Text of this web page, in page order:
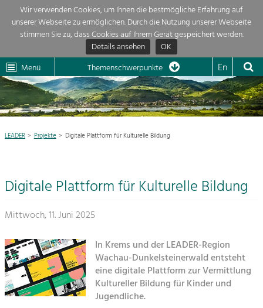
Wir verwenden Cookies, um Ihnen die bestmögliche Erfahrung auf
unserer Webseite zu ermöglichen. Durch die Nutzung unserer Webseite
stimmen Sie zu, dass Cookies auf Ihrem Gerät gespeichert werden.
Details ansehen
OK
Dunkelsteinerwald Klima
Menü Themenschwerpunkte En
Aktuelles 
Region 
Projekte
Mein Projekt 
Impressum
Sitemap
Themenübersicht
Die Regionalentwicklung in unserer Region ist sehr vielfältig. Deshalb
geben wir hier eine Übersicht über unsere Themenschwerpunkte. Für
mehr Informationen einfach das Thema anklicken und schon werden alle
Projekte in diesem Kontext angezeigt.
Natur- &
Baukultur
Land- & Forstwirtschaft
Bewirtschaftung und Pflege der
Kulturlandschaft.
Tourismus
Angebotsentwicklung und
LEADER Projekte Digitale Plattform für Kulturelle Bildung
Digitale Plattform für Kulturelle Bildung
Mittwoch, 11. Juni 2025
In Krems und der LEADER-Region
Wachau-Dunkelsteinerwald entsteht
eine digitale Plattform zur Vermittlung
Kultureller Bildung für Kinder und
Jugendliche.